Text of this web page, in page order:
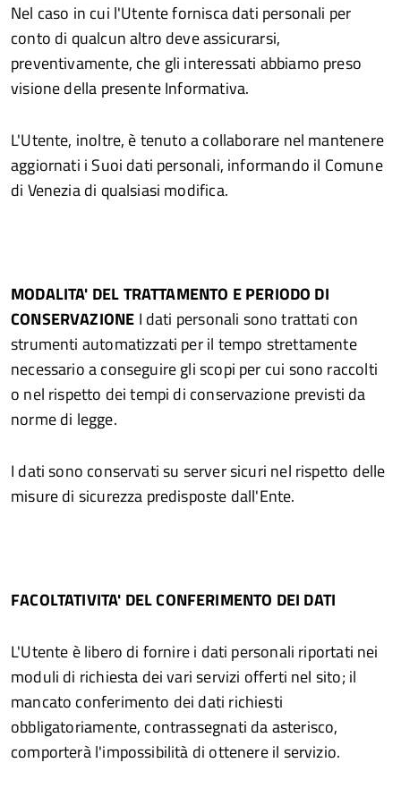
Nel caso in cui l'Utente fornisca dati personali per
conto di qualcun altro deve assicurarsi,
preventivamente, che gli interessati abbiamo preso
visione della presente Informativa.
L'Utente, inoltre, è tenuto a collaborare nel mantenere
aggiornati i Suoi dati personali, informando il Comune
di Venezia di qualsiasi modifica.
MODALITA' DEL TRATTAMENTO E PERIODO DI
CONSERVAZIONE I dati personali sono trattati con
strumenti automatizzati per il tempo strettamente
necessario a conseguire gli scopi per cui sono raccolti
o nel rispetto dei tempi di conservazione previsti da
norme di legge.
I dati sono conservati su server sicuri nel rispetto delle
misure di sicurezza predisposte dall'Ente.
FACOLTATIVITA' DEL CONFERIMENTO DEI DATI
L'Utente è libero di fornire i dati personali riportati nei
moduli di richiesta dei vari servizi offerti nel sito; il
mancato conferimento dei dati richiesti
obbligatoriamente, contrassegnati da asterisco,
comporterà l'impossibilità di ottenere il servizio.